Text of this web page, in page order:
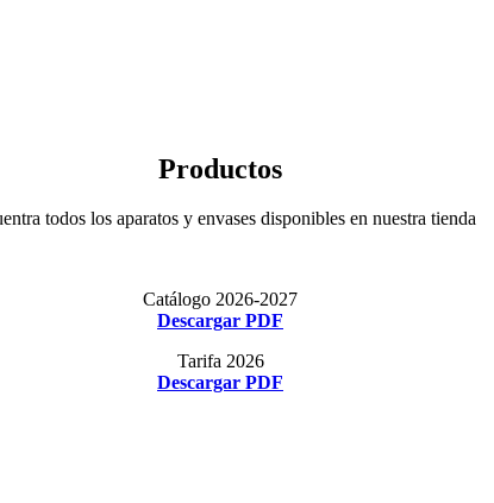
Productos
todos los aparatos y envases disponibles en nuestra tienda
Catálogo 2026-2027
Descargar PDF
Tarifa 2026
Descargar PDF